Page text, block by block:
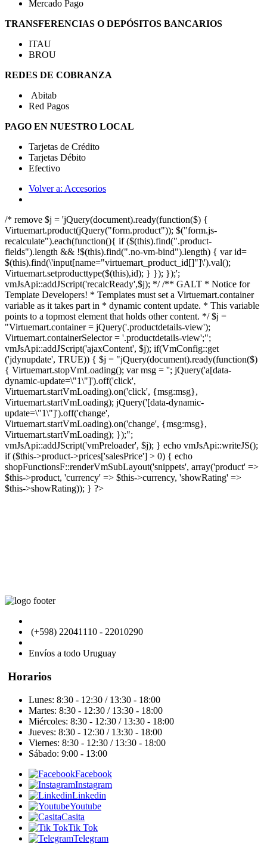
Mercado Pago
TRANSFERENCIAS O DEPÓSITOS BANCARIOS
ITAU
BROU
REDES DE COBRANZA
Abitab
Red Pagos
PAGO EN NUESTRO LOCAL
Tarjetas de Crédito
Tarjetas Débito
Efectivo
Volver a: Accesorios
/* remove $j = 'jQuery(document).ready(function($) {
Virtuemart.product(jQuery("form.product")); $("form.js-
recalculate").each(function(){ if ($(this).find(".product-
fields").length && !$(this).find(".no-vm-bind").length) { var id=
$(this).find(\'input[name="virtuemart_product_id[]"]\').val();
Virtuemart.setproducttype($(this),id); } }); });';
vmJsApi::addJScript('recalcReady',$j); */ /** GALT * Notice for
Template Developers! * Templates must set a Virtuemart.container
variable as it takes part in * dynamic content update. * This variable
points to a topmost element that holds other content. */ $j =
"Virtuemart.container = jQuery('.productdetails-view');
Virtuemart.containerSelector = '.productdetails-view';";
vmJsApi::addJScript('ajaxContent', $j); if(VmConfig::get
('jdynupdate', TRUE)) { $j = "jQuery(document).ready(function($)
{ Virtuemart.stopVmLoading(); var msg = ''; jQuery('a[data-
dynamic-update=\"1\"]').off('click',
Virtuemart.startVmLoading).on('click', {msg:msg},
Virtuemart.startVmLoading); jQuery('[data-dynamic-
update=\"1\"]').off('change',
Virtuemart.startVmLoading).on('change', {msg:msg},
Virtuemart.startVmLoading); });";
vmJsApi::addJScript('vmPreloader', $j); } echo vmJsApi::writeJS();
if ($this->product->prices['salesPrice'] > 0) { echo
shopFunctionsF::renderVmSubLayout('snippets', array('product' =>
$this->product, 'currency' => $this->currency, 'showRating' =>
$this->showRating)); } ?>
(+598) 22041110 - 22010290
Envíos a todo Uruguay
Horarios
Lunes: 8:30 - 12:30 / 13:30 - 18:00
Martes: 8:30 - 12:30 / 13:30 - 18:00
Miércoles: 8:30 - 12:30 / 13:30 - 18:00
Jueves: 8:30 - 12:30 / 13:30 - 18:00
Viernes: 8:30 - 12:30 / 13:30 - 18:00
Sábado: 9:00 - 13:00
Facebook
Instagram
Linkedin
Youtube
Casita
Tik Tok
Telegram